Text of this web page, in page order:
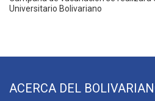
Universitario Bolivariano
ACERCA DEL